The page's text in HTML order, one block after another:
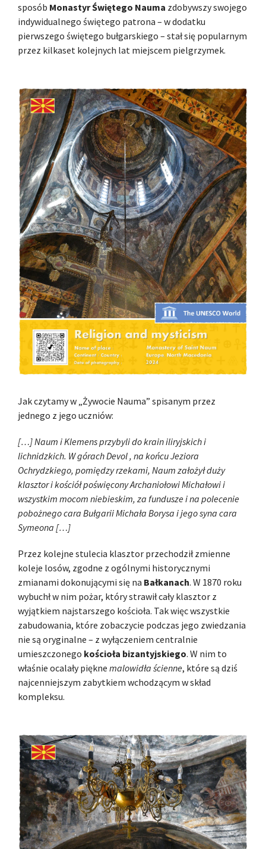
sposób Monastyr Świętego Nauma zdobywszy swojego
indywidualnego świętego patrona – w dodatku
pierwszego świętego bułgarskiego – stał się popularnym
przez kilkaset kolejnych lat miejscem pielgrzymek.
Jak czytamy w „Żywocie Nauma” spisanym przez
jednego z jego uczniów:
[…] Naum i Klemens przybyli do krain iliryjskich i
lichnidzkich. W górach Devol , na końcu Jeziora
Ochrydzkiego, pomiędzy rzekami, Naum założył duży
klasztor i kościół poświęcony Archaniołowi Michałowi i
wszystkim mocom niebieskim, za fundusze i na polecenie
pobożnego cara Bułgarii Michała Borysa i jego syna cara
Symeona […]
Przez kolejne stulecia klasztor przechodził zmienne
koleje losów, zgodne z ogólnymi historycznymi
zmianami dokonującymi się na Bałkanach. W 1870 roku
wybuchł w nim pożar, który strawił cały klasztor z
wyjątkiem najstarszego kościoła. Tak więc wszystkie
zabudowania, które zobaczycie podczas jego zwiedzania
nie są oryginalne – z wyłączeniem centralnie
umieszczonego kościoła bizantyjskiego. W nim to
właśnie ocalały piękne malowidła ścienne, które są dziś
najcenniejszym zabytkiem wchodzącym w skład
kompleksu.